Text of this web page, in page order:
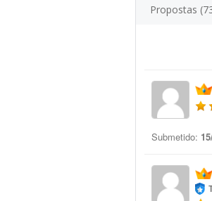
Propostas
Submetido: